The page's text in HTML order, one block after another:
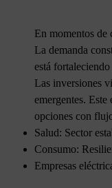
En momentos de
La demanda
está
Las inversiones
emergentes.
opciones con
Salud: Sector
Consumo:
Empresas